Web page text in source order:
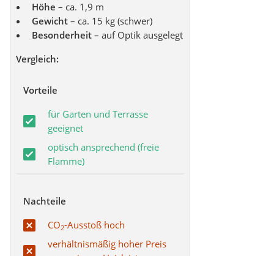
Höhe – ca. 1,9 m
Gewicht – ca. 15 kg (schwer)
Besonderheit – auf Optik ausgelegt
Vergleich:
Vorteile
für Garten und Terrasse
geeignet
optisch ansprechend (freie
Flamme)
Nachteile
CO2-Ausstoß hoch
verhältnismäßig hoher Preis